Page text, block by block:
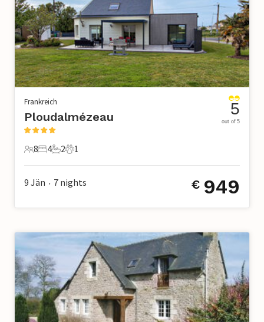
Frankreich
Ploudalmézeau
8 Gäste
8
4 Schlafzimmer
4
2 Badezimmer
2
1 Haustier
1
5
out of 5
9 Jän • 7 nights € 949